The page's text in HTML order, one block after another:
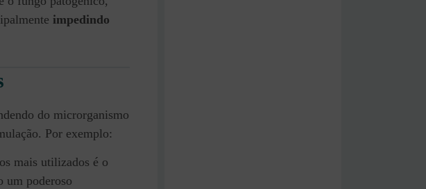
impedindo
do microrganismo
Por exemplo:
mais utilizados é o
um poderoso